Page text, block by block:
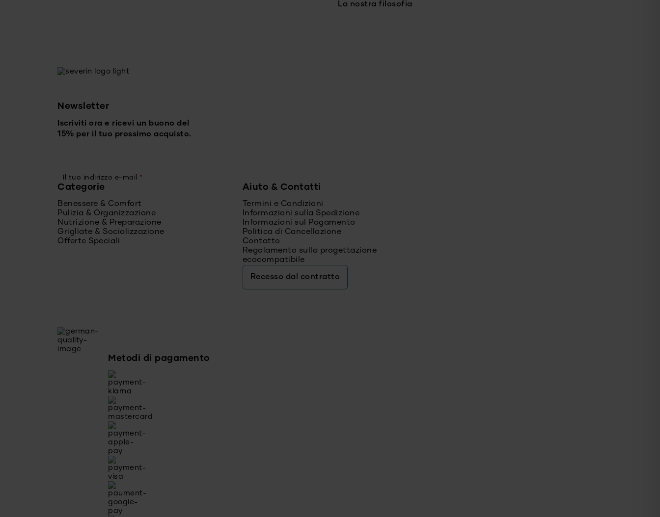
La nostra filosofia
Newsletter
Iscriviti ora e ricevi un buono del
15% per il tuo prossimo acquisto.
Il tuo indirizzo e-mail *
Categorie
Benessere & Comfort
Pulizia & Organizzazione
Nutrizione & Preparazione
Grigliate & Socializzazione
Offerte Speciali
Aiuto & Contatti
Termini e Condizioni
Informazioni sulla Spedizione
Informazioni sul Pagamento
Politica di Cancellazione
Contatto
Regolamento sulla progettazione
ecocompatibile
Recesso dal contratto
Metodi di pagamento